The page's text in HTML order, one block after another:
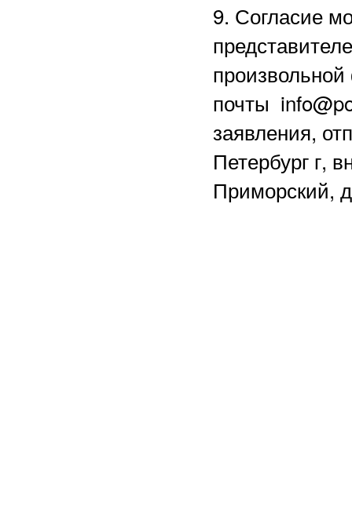
9. Согласие
почты
заявления,
Петербург г,
Приморский,